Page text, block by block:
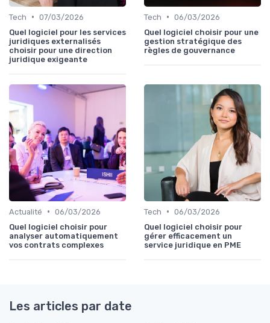
Tech • 07/03/2026
Quel logiciel pour les services
juridiques externalisés
choisir pour une direction
juridique exigeante
Tech • 06/03/2026
Quel logiciel choisir pour une
gestion stratégique des
règles de gouvernance
Actualité • 06/03/2026
Quel logiciel choisir pour
analyser automatiquement
vos contrats complexes
Tech • 06/03/2026
Quel logiciel choisir pour
gérer efficacement un
service juridique en PME
Les articles par date